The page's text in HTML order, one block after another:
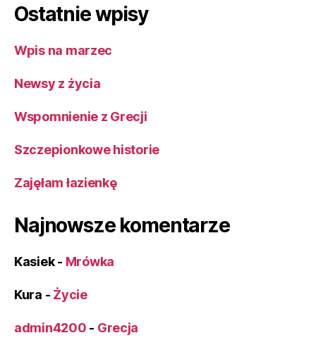
Ostatnie wpisy
Wpis na marzec
Newsy z życia
Wspomnienie z Grecji
Szczepionkowe historie
Zajęłam łazienkę
Najnowsze komentarze
Kasiek- Mrówka
Kura - Życie
admin4200 - Grecja